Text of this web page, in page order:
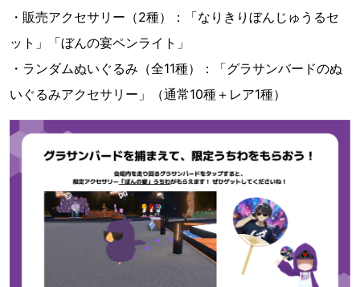
・販売アクセサリー（2種）：「なりきりぼんじゅうるセ
ット」「ぼんの宴ペンライト」
・ランダムぬいぐるみ（全11種）：「グラサンバードのぬ
いぐるみアクセサリー」（通常10種＋レア1種）